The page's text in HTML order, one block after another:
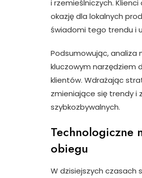
i rzemieślniczych.
okazję dla lokalnych
świadomi tego trendu i
Podsumowując, analiza
kluczowym narzędziem
klientów. Wdrażając
zmieniające się trendy i
szybkozbywalnych.
Technologiczne
obiegu
W dzisiejszych czasach